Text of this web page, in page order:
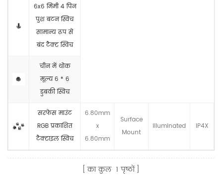
6x6 मिमी 4 पिन
पुश बटन स्विच
सामान्य रूप से
बंद टैक्ट स्विच
चीन में थोक
मूल्य 6 * 6
डुबकी स्विच
सरफेस माउंट
RGB प्रकाशित
टैक्टाइल स्विच
6.80mm
x
6.80mm
Surface
Mount
llluminated IP4X
का कुल 1 पृष्ठों